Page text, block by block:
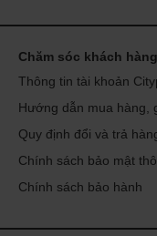
Chăm sóc khách hàng
Thông tin tài khoản
Hướng dẫn mua hàng,
Quy định đổi và trả
Chính sách bảo mật
Chính sách bảo hành